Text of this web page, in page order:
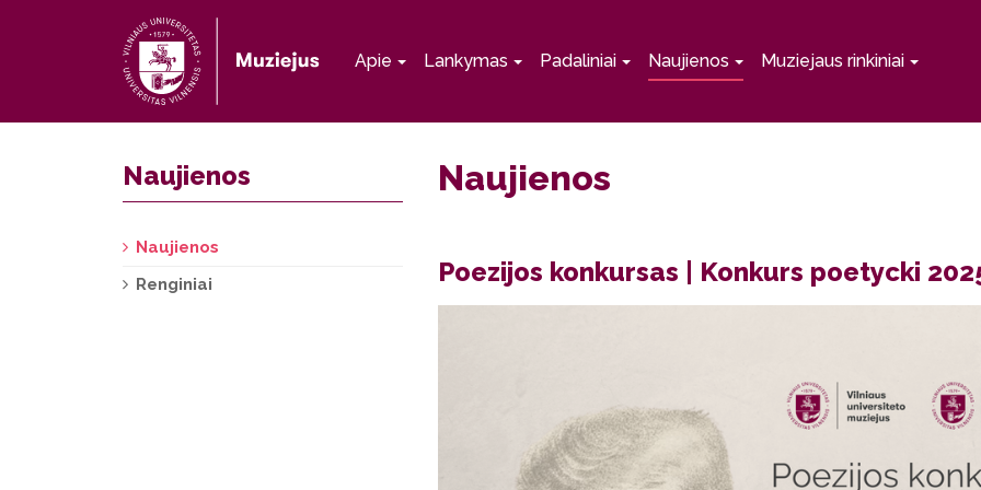
Apie Lankymas Padaliniai Naujienos Muziejaus rinkiniai
Naujienos
Poezijos konkursas | Konkurs poetycki
Naujienos
Naujienos
Renginiai